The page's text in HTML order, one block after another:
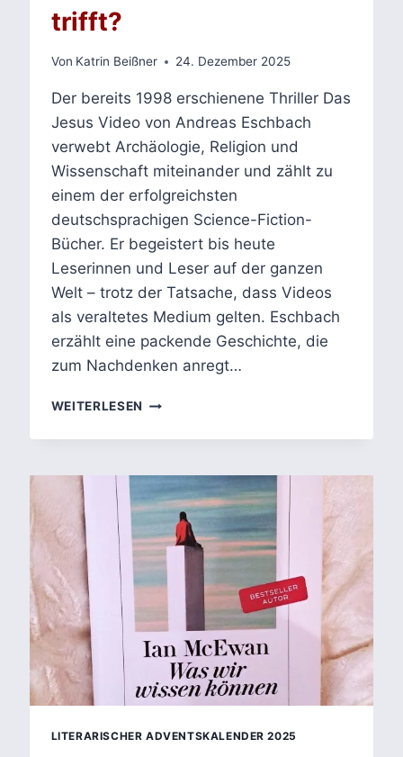
trifft?
Von Katrin Beißner 24. Dezember 2025
Der bereits 1998 erschienene Thriller Das
Jesus Video von Andreas Eschbach
verwebt Archäologie, Religion und
Wissenschaft miteinander und zählt zu
einem der erfolgreichsten
deutschsprachigen Science-Fiction-
Bücher. Er begeistert bis heute
Leserinnen und Leser auf der ganzen
Welt – trotz der Tatsache, dass Videos
als veraltetes Medium gelten. Eschbach
erzählt eine packende Geschichte, die
zum Nachdenken anregt…
WEITERLESEN DAS
VIDEO
ANDREAS
ESCHBACH:
WAS
PASSIERT,
WENN
DER
GLAUBE
AUF
BEWEISE
TRIFFT?
LITERARISCHER ADVENTSKALENDER 2025